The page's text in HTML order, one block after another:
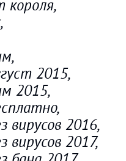
короля,
2015,
2015,
вирусов 2016,
вирусов 2017,